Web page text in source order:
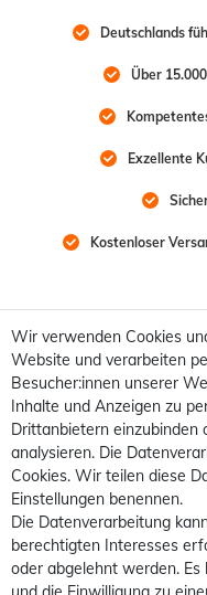
Deutschlands
Über
Exzellente
Kostenloser
Wir verwenden Cookies
Website und verarbeiten
Besucher:innen unserer
Inhalte und Anzeigen zu
Drittanbietern einzubinden
analysieren. Die
Cookies. Wir teilen diese
Einstellungen benennen.
Die Datenverarbeitung
berechtigten Interesses
oder abgelehnt werden.